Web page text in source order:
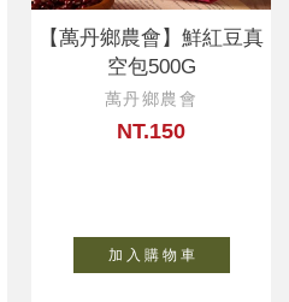
【萬丹鄉農會】鮮紅豆真
空包500G
萬丹鄉農會
NT.150
加 入 購 物 車